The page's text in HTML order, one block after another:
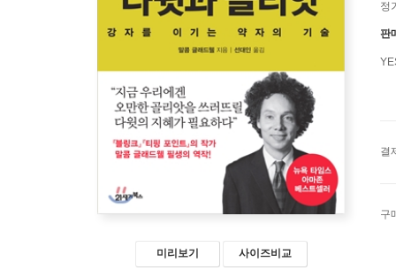
미리보기 사이즈비교
정
판
결
구